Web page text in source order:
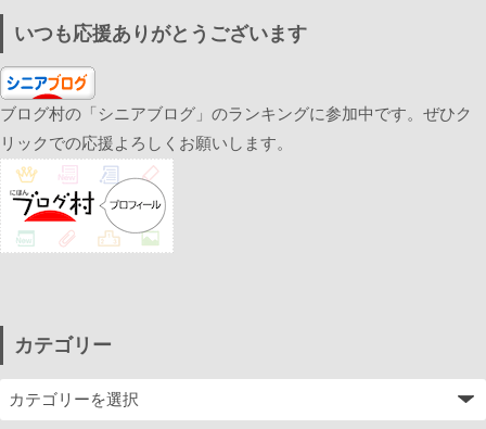
いつも応援ありがとうございます
ブログ村の「シニアブログ」のランキングに参加中です。ぜひク
リックでの応援よろしくお願いします。
カテゴリー